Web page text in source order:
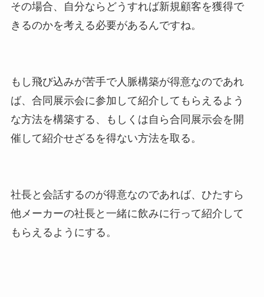
その場合、自分ならどうすれば新規顧客を獲得で
きるのかを考える必要があるんですね。
もし飛び込みが苦手で人脈構築が得意なのであれ
ば、合同展示会に参加して紹介してもらえるよう
な方法を構築する、もしくは自ら合同展示会を開
催して紹介せざるを得ない方法を取る。
社長と会話するのが得意なのであれば、ひたすら
他メーカーの社長と一緒に飲みに行って紹介して
もらえるようにする。